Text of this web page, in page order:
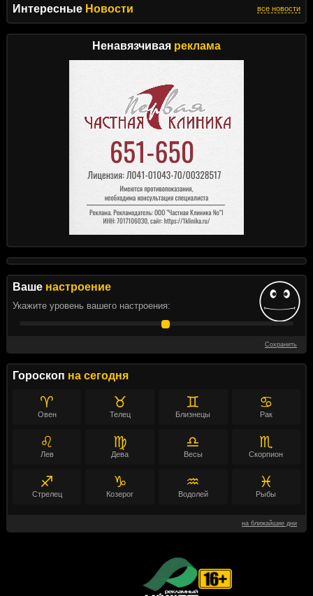
Интересные Новости все новости
Ненавязчивая реклама
Ваше настроение
Укажите уровень вашего настроения:
Сохранить
Гороскоп на сегодня
♈
Овен
♉
Телец
♊
Близнецы
♋
Рак
♌
Лев
♍
Дева
♎
Весы
♏
Скорпион
♐
Стрелец
♑
Козерог
♒
Водолей
♓
Рыбы
на ближайшие дни